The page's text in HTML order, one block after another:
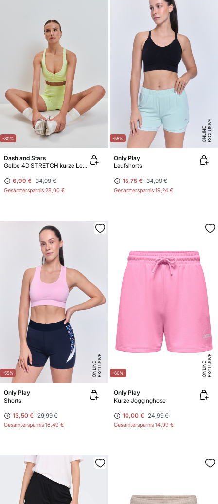
-80%
Dash and Stars
Gelbe 4D STRETCH kurze Leggings
6,99 € 34,99 €
Gesamtersparnis 28,00 €
-55% E
X
C
L
U
SI
V
E
O
N
LI
N
E
Only Play
Laufshorts
15,75 € 34,99 €
Gesamtersparnis 19,24 €
-55% E
X
C
L
U
SI
V
E
O
N
LI
N
E
Only Play
Shorts
13,50 € 29,99 €
Gesamtersparnis 16,49 €
-60% E
X
C
L
U
SI
V
E
O
N
LI
N
E
Only Play
Kurze Jogginghose
10,00 € 24,99 €
Gesamtersparnis 14,99 €